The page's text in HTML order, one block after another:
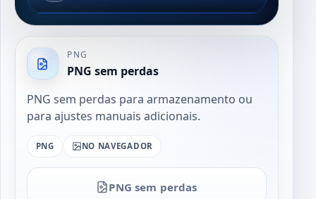
PNG
PNG sem perdas
PNG sem perdas para armazenamento ou
para ajustes manuais adicionais.
PNG NO NAVEGADOR
PNG sem perdas